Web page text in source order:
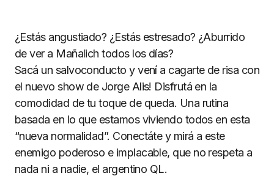
¿Estás angustiado? ¿Estás estresado? ¿Aburrido
de ver a Mañalich todos los días?
Sacá un salvoconducto y vení a cagarte de risa con
el nuevo show de Jorge Alis! Disfrutá en la
comodidad de tu toque de queda. Una rutina
basada en lo que estamos viviendo todos en esta
“nueva normalidad”. Conectáte y mirá a este
enemigo poderoso e implacable, que no respeta a
nada ni a nadie, el argentino QL.